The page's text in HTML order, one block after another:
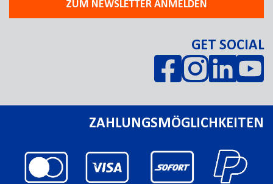
ZUM NEWSLETTER ANMELDEN
GET SOCIAL
ZAHLUNGSMÖGLICHKEITEN